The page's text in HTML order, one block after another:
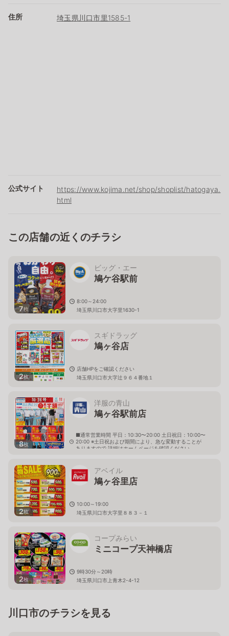
住所 埼玉県川口市里1585-1
公式サイト
https://www.kojima.net/shop/shoplist/hatogaya.
html
この店舗の近くのチラシ
7枚
ビッグ・エー
鳩ケ谷駅前
8:00～24:00
埼玉県川口市大字里1630-1
2枚
スギドラッグ
鳩ヶ谷店
店舗HPをご確認ください
埼玉県川口市大字辻９６４番地１
8枚
洋服の青山
鳩ヶ谷駅前店
■通常営業時間 平日：10:30〜20:00 土日祝日：10:00〜
20:00 ※土日祝および期間により、急な変動することが
ありますので 詳細はホームページを確認ください
2枚
アベイル
鳩ヶ谷里店
10:00～19:00
埼玉県川口市大字里８８３－１
2枚
コープみらい
ミニコープ天神橋店
9時30分～20時
埼玉県川口市上青木2-4-12
川口市のチラシを見る